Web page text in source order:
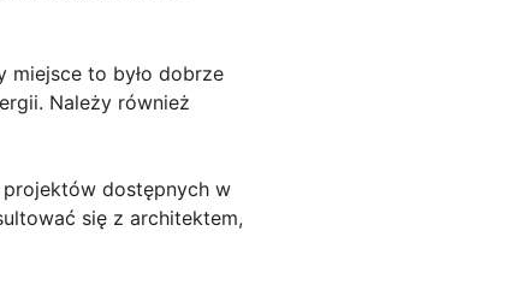
miejsce to było dobrze
Należy również
dostępnych w
się z architektem,